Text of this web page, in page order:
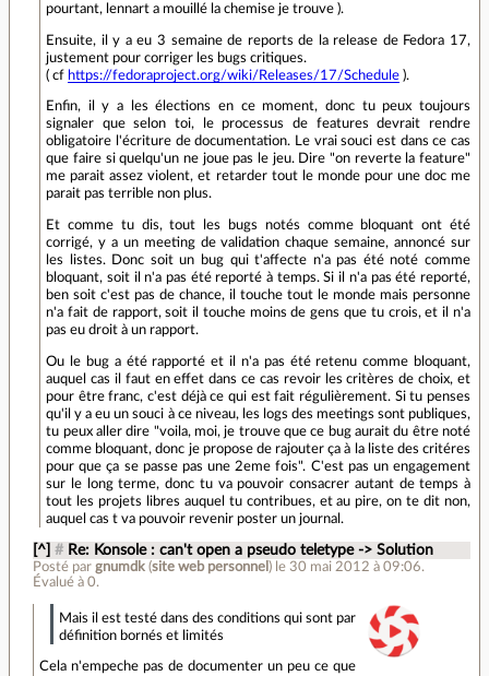
pourtant, lennart a mouillé la chemise je trouve ).
Ensuite, il y a eu 3 semaine de reports de la release de Fedora 17,
justement pour corriger les bugs critiques.
( cf https://fedoraproject.org/wiki/Releases/17/Schedule ).
Enfin, il y a les élections en ce moment, donc tu peux toujours
signaler que selon toi, le processus de features devrait rendre
obligatoire l'écriture de documentation. Le vrai souci est dans ce cas
que faire si quelqu'un ne joue pas le jeu. Dire "on reverte la feature"
me parait assez violent, et retarder tout le monde pour une doc me
parait pas terrible non plus.
Et comme tu dis, tout les bugs notés comme bloquant ont été
corrigé, y a un meeting de validation chaque semaine, annoncé sur
les listes. Donc soit un bug qui t'affecte n'a pas été noté comme
bloquant, soit il n'a pas été reporté à temps. Si il n'a pas été reporté,
ben soit c'est pas de chance, il touche tout le monde mais personne
n'a fait de rapport, soit il touche moins de gens que tu crois, et il n'a
pas eu droit à un rapport.
Ou le bug a été rapporté et il n'a pas été retenu comme bloquant,
auquel cas il faut en effet dans ce cas revoir les critères de choix, et
pour être franc, c'est déjà ce qui est fait régulièrement. Si tu penses
qu'il y a eu un souci à ce niveau, les logs des meetings sont publiques,
tu peux aller dire "voila, moi, je trouve que ce bug aurait du être noté
comme bloquant, donc je propose de rajouter ça à la liste des critéres
pour que ça se passe pas une 2eme fois". C'est pas un engagement
sur le long terme, donc tu va pouvoir consacrer autant de temps à
tout les projets libres auquel tu contribues, et au pire, on te dit non,
auquel cas t va pouvoir revenir poster un journal.
[^] # Re: Konsole : can't open a pseudo teletype -> Solution
Posté par gnumdk(site web personnel ) le 30 mai 2012 à 09:06.
Évalué à 0.
Mais il est testé dans des conditions qui sont par
définition bornés et limités
Cela n'empeche pas de documenter un peu ce que